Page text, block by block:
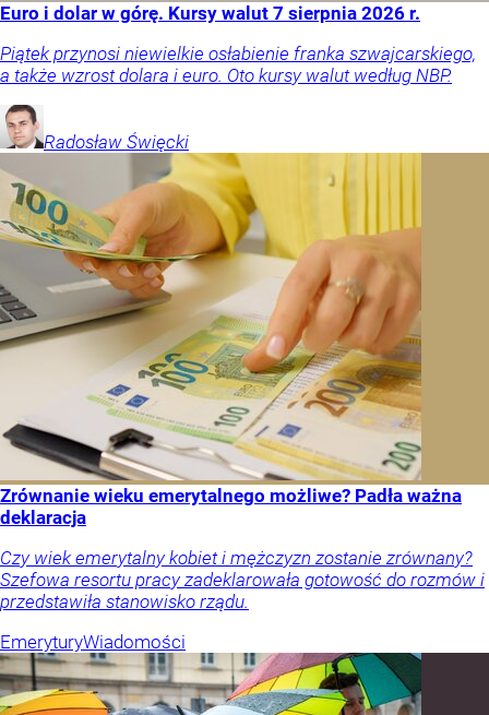
Euro i dolar w górę. Kursy walut 7 sierpnia 2026 r.
Piątek przynosi niewielkie osłabienie franka szwajcarskiego,
a także wzrost dolara i euro. Oto kursy walut według NBP.
Radosław Święcki
Zrównanie wieku emerytalnego możliwe? Padła ważna
deklaracja
Czy wiek emerytalny kobiet i mężczyzn zostanie zrównany?
Szefowa resortu pracy zadeklarowała gotowość do rozmów i
przedstawiła stanowisko rządu.
EmeryturyWiadomości